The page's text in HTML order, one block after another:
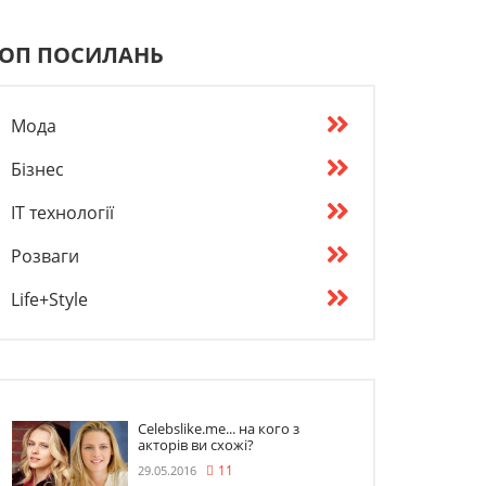
ПОСИЛАНЬ
Мода
Бізнес
IT технології
Розваги
Life+Style
Celebslike.me... на кого з
акторів ви схожі?
29.05.2016 11